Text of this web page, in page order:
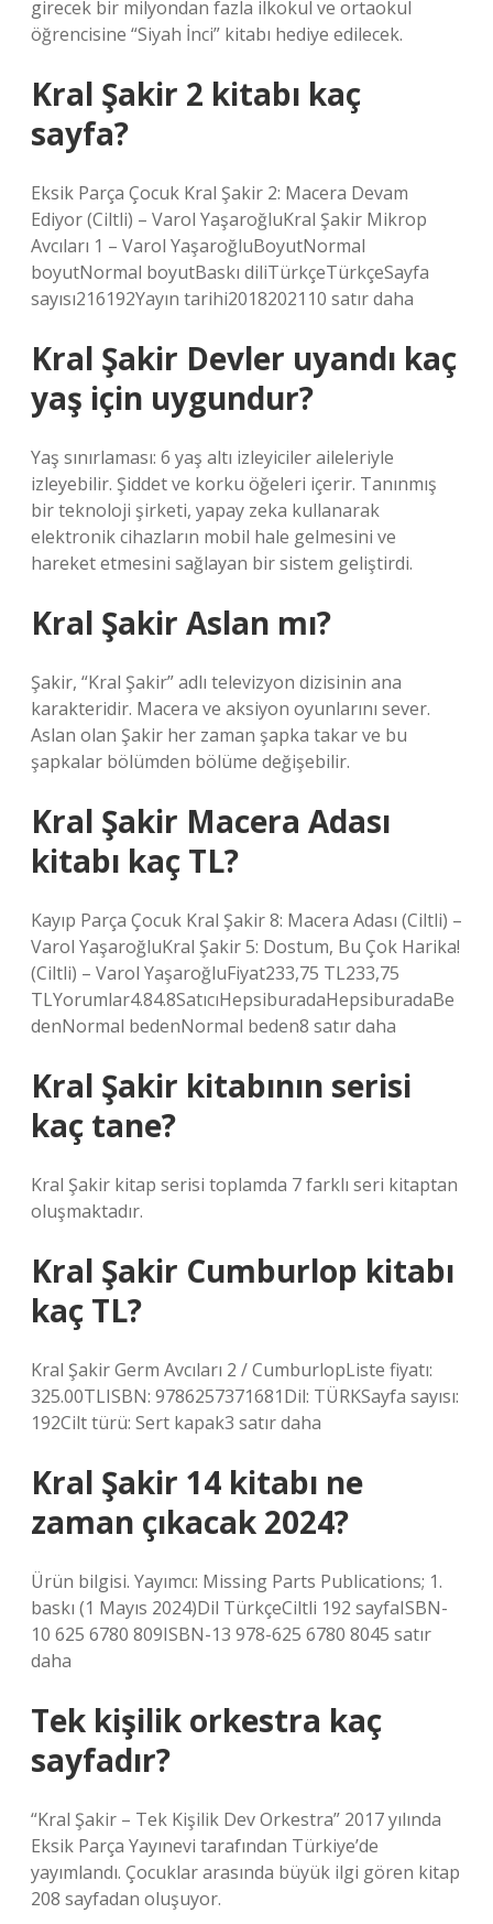
girecek bir milyondan fazla ilkokul ve ortaokul
öğrencisine “Siyah İnci” kitabı hediye edilecek.
Kral Şakir 2 kitabı kaç
sayfa?
Eksik Parça Çocuk Kral Şakir 2: Macera Devam
Ediyor (Ciltli) – Varol YaşaroğluKral Şakir Mikrop
Avcıları 1 – Varol YaşaroğluBoyutNormal
boyutNormal boyutBaskı diliTürkçeTürkçeSayfa
sayısı216192Yayın tarihi2018202110 satır daha
Kral Şakir Devler uyandı kaç
yaş için uygundur?
Yaş sınırlaması: 6 yaş altı izleyiciler aileleriyle
izleyebilir. Şiddet ve korku öğeleri içerir. Tanınmış
bir teknoloji şirketi, yapay zeka kullanarak
elektronik cihazların mobil hale gelmesini ve
hareket etmesini sağlayan bir sistem geliştirdi.
Kral Şakir Aslan mı?
Şakir, “Kral Şakir” adlı televizyon dizisinin ana
karakteridir. Macera ve aksiyon oyunlarını sever.
Aslan olan Şakir her zaman şapka takar ve bu
şapkalar bölümden bölüme değişebilir.
Kral Şakir Macera Adası
kitabı kaç TL?
Kayıp Parça Çocuk Kral Şakir 8: Macera Adası (Ciltli) –
Varol YaşaroğluKral Şakir 5: Dostum, Bu Çok Harika!
(Ciltli) – Varol YaşaroğluFiyat233,75 TL233,75
TLYorumlar4.84.8SatıcıHepsiburadaHepsiburadaBe
denNormal bedenNormal beden8 satır daha
Kral Şakir kitabının serisi
kaç tane?
Kral Şakir kitap serisi toplamda 7 farklı seri kitaptan
oluşmaktadır.
Kral Şakir Cumburlop kitabı
kaç TL?
Kral Şakir Germ Avcıları 2 / CumburlopListe fiyatı:
325.00TLISBN: 9786257371681Dil: TÜRKSayfa sayısı:
192Cilt türü: Sert kapak3 satır daha
Kral Şakir 14 kitabı ne
zaman çıkacak 2024?
Ürün bilgisi. Yayımcı: Missing Parts Publications; 1.
baskı (1 Mayıs 2024)Dil TürkçeCiltli 192 sayfaISBN-
10 625 6780 809ISBN-13 978-625 6780 8045 satır
daha
Tek kişilik orkestra kaç
sayfadır?
“Kral Şakir – Tek Kişilik Dev Orkestra” 2017 yılında
Eksik Parça Yayınevi tarafından Türkiye’de
yayımlandı. Çocuklar arasında büyük ilgi gören kitap
208 sayfadan oluşuyor.